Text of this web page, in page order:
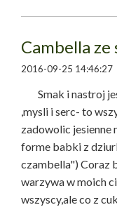
Cambella
2016-09-25 14:46:27
Smak i nastroj
,mysli i serc- to
zadowolic jesienne
forme babki z
czambella") Coraz
warzywa w moich
wszyscy,ale co z